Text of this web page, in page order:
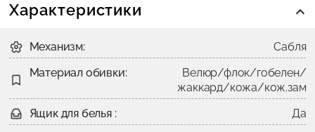
Характеристики
Механизм:
Сабля
Материал обивки:
Велюр/флок/гобелен/
жаккард/кожа/кож.зам
Ящик для белья :
Да